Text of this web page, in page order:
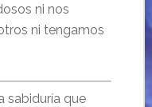
ni nos
ni tengamos
sabiduría que